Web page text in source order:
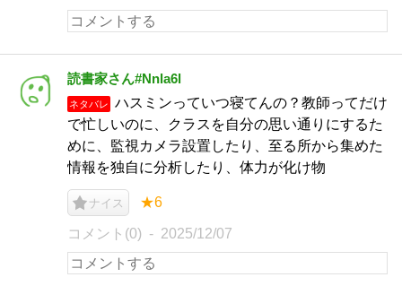
読書家さん#Nnla6l
ネタバレ
ハスミンっていつ寝てんの？教師ってだけ
で忙しいのに、クラスを自分の思い通りにするた
めに、監視カメラ設置したり、至る所から集めた
情報を独自に分析したり、体力が化け物
ナイス ★6
コメント(0) 2025/12/07